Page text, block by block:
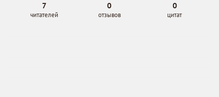
7
читателей
0
отзывов
0
цитат